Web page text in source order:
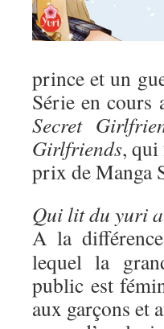
prince et un
Série en cours
Secret
Girlfriends,
prix de Manga
Qui lit du yuri
A la
lequel la
public est
aux garçons et